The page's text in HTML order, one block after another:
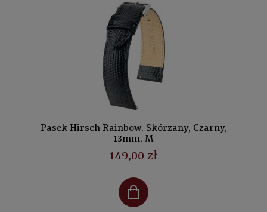
Pasek Hirsch Rainbow, Skórzany, Czarny,
13mm, M
149,00 zł